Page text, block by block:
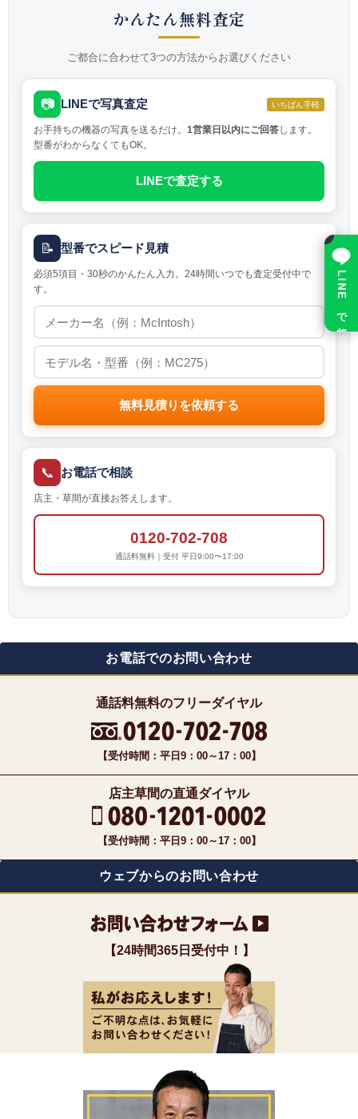
かんたん無料査定
ご都合に合わせて3つの方法からお選びください
📷 LINEで写真査定 いちばん手軽
お手持ちの機器の写真を送るだけ。 1営業日以内にご回答します。
型番がわからなくてもOK。
LINEで査定する
📝 型番でスピード見積
必須5項目・30秒のかんたん入力。24時間いつでも査定受付中で
す。
無料見積りを依頼する
📞 お電話で相談
店主・草間が直接お答えします。
0120-702-708
通話料無料｜受付 平日9:00〜17:00
お電話でのお問い合わせ
通話料無料のフリーダイヤル
【受付時間：平日9：00～17：00】
店主草間の直通ダイヤル
【受付時間：平日9：00～17：00】
ウェブからのお問い合わせ
【24時間365日受付中！】
LINE で相談
×